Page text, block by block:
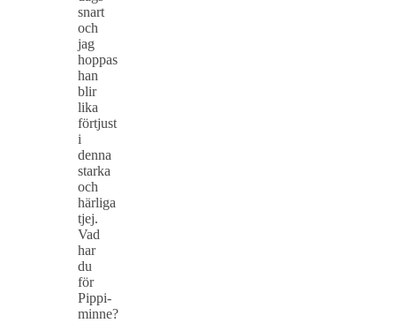
snart
och
jag
hoppas
han
blir
lika
förtjust
i
denna
starka
och
härliga
tjej.
Vad
har
du
för
Pippi-
minne?